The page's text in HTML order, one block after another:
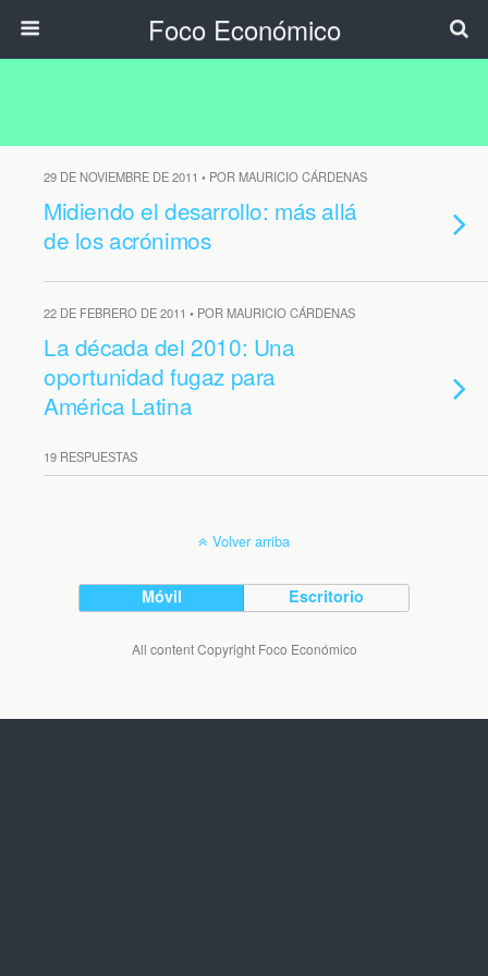
Foco Económico
29 DE NOVIEMBRE DE 2011 • POR MAURICIO CÁRDENAS
Midiendo el desarrollo: más allá
de los acrónimos
22 DE FEBRERO DE 2011 • POR MAURICIO CÁRDENAS
La década del 2010: Una
oportunidad fugaz para
América Latina
19 RESPUESTAS
Volver arriba
Móvil Escritorio
All content Copyright Foco Económico